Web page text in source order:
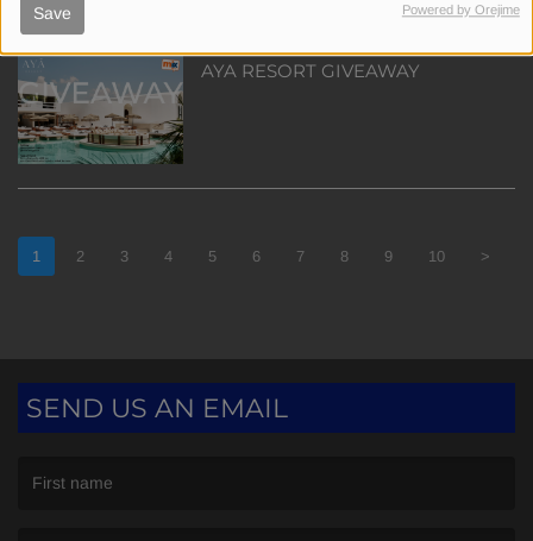
Save Powered by Orejime
AYA RESORT GIVEAWAY
1 2 3 4 5 6 7 8 9 10 >
SEND US AN EMAIL